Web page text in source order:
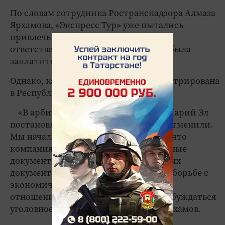
По словам сотрудника Ространснадзора Алмаза
Ярхамова, «Экспресс Тур» уже пытались
привлечь к административной
ответственности. Компания должна была
заплатить штраф в 600 тысяч рублей.
Однако, как оказалось, фирма зарегистрирована
в Республике Марий Эл.
«В арбитражном суде Республики Марий Эл
постановление Ространснадзора РТ отменили.
Мы начали разбираться и выяснили, что
компания предоставила суду подложные
документы. Информацию о подложных
документах мы направили в отдел по борьбе с
экономическими преступлениями. В
отношении “Экспресс Тура” будет возбуждаться
уголовное дело», – рассказал Алмаз Ярхамов.